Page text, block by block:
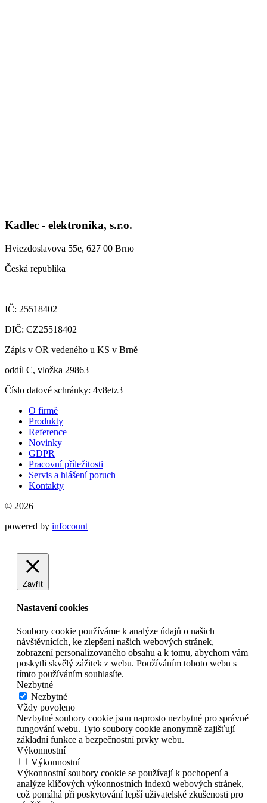
Kadlec - elektronika, s.r.o.
Hviezdoslavova 55e, 627 00 Brno
Česká republika
IČ: 25518402
DIČ: CZ25518402
Zápis v OR vedeného u KS v Brně
oddíl C, vložka 29863
Číslo datové schránky: 4v8etz3
O firmě
Produkty
Reference
Novinky
GDPR
Pracovní příležitosti
Servis a hlášení poruch
Kontakty
© 2026
powered by infocount
Zavřít
Nastavení cookies
Soubory cookie používáme k analýze údajů o našich
návštěvnících, ke zlepšení našich webových stránek,
zobrazení personalizovaného obsahu a k tomu, abychom vám
poskytli skvělý zážitek z webu. Používáním tohoto webu s
tímto používáním souhlasíte.
Nezbytné
Nezbytné
Vždy povoleno
Nezbytné soubory cookie jsou naprosto nezbytné pro správné
fungování webu. Tyto soubory cookie anonymně zajišťují
základní funkce a bezpečnostní prvky webu.
Výkonnostní
Výkonnostní
Výkonnostní soubory cookie se používají k pochopení a
analýze klíčových výkonnostních indexů webových stránek,
což pomáhá při poskytování lepší uživatelské zkušenosti pro